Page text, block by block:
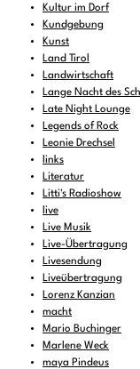
Kultur im Dorf
Kundgebung
Kunst
Land Tirol
Landwirtschaft
Lange Nacht des
Late Night Lounge
Legends of Rock
Leonie Drechsel
links
Literatur
Litti's Radioshow
live
Live Musik
Live-Übertragung
Livesendung
Liveübertragung
Lorenz Kanzian
macht
Mario Buchinger
Marlene Weck
maya Pindeus